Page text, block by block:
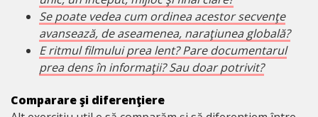
Se poate vedea cum ordinea acestor secvenţe
avansează, de aseamenea, naraţiunea globală?
E ritmul filmului prea lent? Pare documentarul
prea dens în informaţii? Sau doar potrivit?
Comparare şi diferenţiere